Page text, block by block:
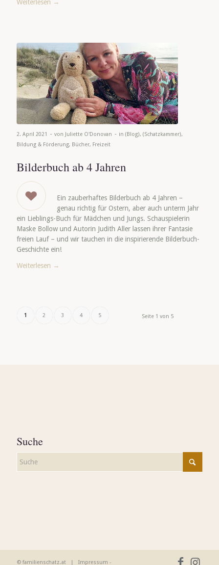
Weiterlesen →
2. April 2021 - von Juliette O'Donovan - in (Blog), (Schatzkammer),
Bildung & Förderung, Bücher, Freizeit
Bilderbuch ab 4 Jahren
Ein zauberhaftes Bilderbuch ab 4 Jahren –
genau richtig für Ostern, aber auch unterm Jahr
ein Lieblings-Buch für Mädchen und Jungs. Schauspielerin
Maske Bollow und Autorin Judith Aller lassen ihrer Fantasie
freien Lauf – und wir tauchen in die inspirierende Bilderbuch-
Geschichte ein!
Weiterlesen →
Seite 1 von 5
1 2 3 4 5
Suche
© familienschatz.at | Impressum -